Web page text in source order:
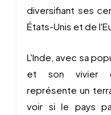
diversifiant ses
États-Unis et de
L'Inde, avec sa
et son vivier
représente un
voir si le pays